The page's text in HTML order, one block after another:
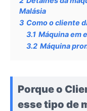
Malásia
3 Como o cliente
3.1 Máquina em
3.2 Máquina
Porqueo
esse tipo de